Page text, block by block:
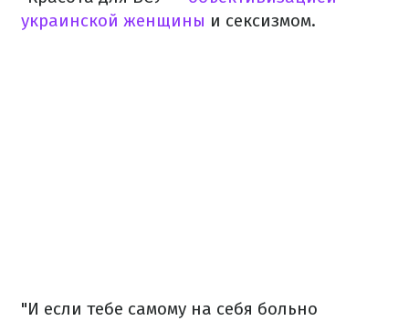
украинской женщины и сексизмом.
"И если тебе самому на себя больно